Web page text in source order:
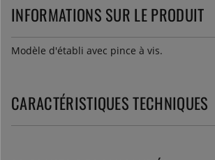
INFORMATIONS SUR LE PRODUIT
Modèle d'établi avec pince à vis.
CARACTÉRISTIQUES TECHNIQUES